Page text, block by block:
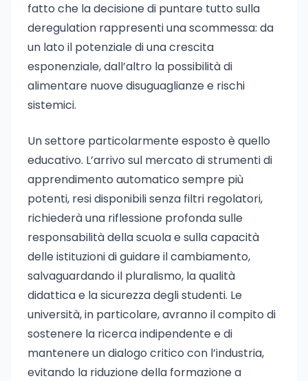
fatto che la decisione di puntare tutto sulla
deregulation rappresenti una scommessa: da
un lato il potenziale di una crescita
esponenziale, dall’altro la possibilità di
alimentare nuove disuguaglianze e rischi
sistemici.
Un settore particolarmente esposto è quello
educativo. L’arrivo sul mercato di strumenti di
apprendimento automatico sempre più
potenti, resi disponibili senza filtri regolatori,
richiederà una riflessione profonda sulle
responsabilità della scuola e sulla capacità
delle istituzioni di guidare il cambiamento,
salvaguardando il pluralismo, la qualità
didattica e la sicurezza degli studenti. Le
università, in particolare, avranno il compito di
sostenere la ricerca indipendente e di
mantenere un dialogo critico con l’industria,
evitando la riduzione della formazione a